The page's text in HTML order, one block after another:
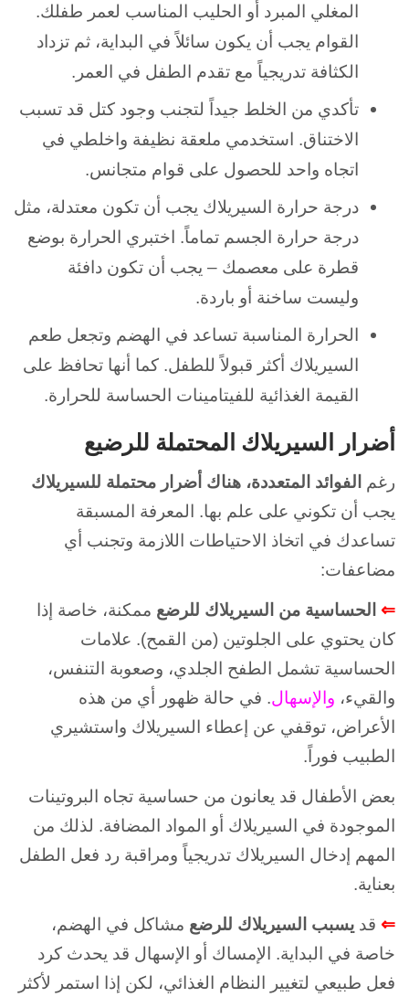
المغلي المبرد أو الحليب المناسب لعمر طفلك.
القوام يجب أن يكون سائلاً في البداية، ثم تزداد
الكثافة تدريجياً مع تقدم الطفل في العمر.
تأكدي من الخلط جيداً لتجنب وجود كتل قد تسبب
الاختناق. استخدمي ملعقة نظيفة واخلطي في
اتجاه واحد للحصول على قوام متجانس.
درجة حرارة السيريلاك يجب أن تكون معتدلة، مثل
درجة حرارة الجسم تماماً. اختبري الحرارة بوضع
قطرة على معصمك – يجب أن تكون دافئة
وليست ساخنة أو باردة.
الحرارة المناسبة تساعد في الهضم وتجعل طعم
السيريلاك أكثر قبولاً للطفل. كما أنها تحافظ على
القيمة الغذائية للفيتامينات الحساسة للحرارة.
أضرار السيريلاك المحتملة للرضيع
رغم الفوائد المتعددة، هناك أضرار محتملة للسيريلاك
يجب أن تكوني على علم بها. المعرفة المسبقة
تساعدك في اتخاذ الاحتياطات اللازمة وتجنب أي
مضاعفات:
⇐ الحساسية من السيريلاك للرضع ممكنة، خاصة إذا
كان يحتوي على الجلوتين (من القمح). علامات
الحساسية تشمل الطفح الجلدي، وصعوبة التنفس،
والقيء، والإسهال. في حالة ظهور أي من هذه
الأعراض، توقفي عن إعطاء السيريلاك واستشيري
الطبيب فوراً.
بعض الأطفال قد يعانون من حساسية تجاه البروتينات
الموجودة في السيريلاك أو المواد المضافة. لذلك من
المهم إدخال السيريلاك تدريجياً ومراقبة رد فعل الطفل
بعناية.
⇐ قد يسبب السيريلاك للرضع مشاكل في الهضم،
خاصة في البداية. الإمساك أو الإسهال قد يحدث كرد
فعل طبيعي لتغيير النظام الغذائي، لكن إذا استمر لأكثر